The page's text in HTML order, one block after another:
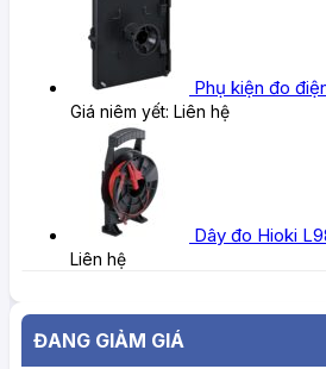
Phụ kiện đo
Giá niêm yết: Liên hệ
Dây đo Hioki
Liên hệ
ĐANG GIẢM GIÁ